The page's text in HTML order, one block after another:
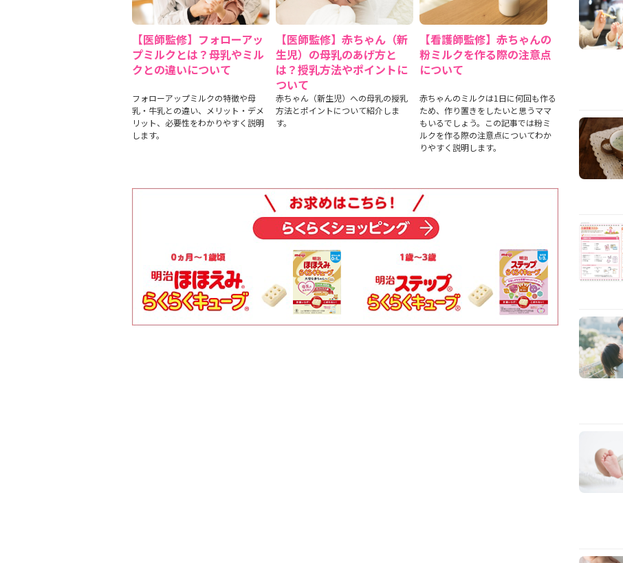
【医師監修】フォローアッ
プミルクとは？母乳やミル
クとの違いについて
フォローアップミルクの特徴や母
乳・牛乳との違い、メリット・デメ
リット、必要性をわかりやすく説明
します。
【医師監修】赤ちゃん（新
生児）の母乳のあげ方と
は？授乳方法やポイントに
ついて
赤ちゃん（新生児）への母乳の授乳
方法とポイントについて紹介しま
す。
【看護師監修】赤ちゃんの
粉ミルクを作る際の注意点
について
赤ちゃんのミルクは1日に何回も作る
ため、作り置きをしたいと思うママ
もいるでしょう。この記事では粉ミ
ルクを作る際の注意点についてわか
りやすく説明します。